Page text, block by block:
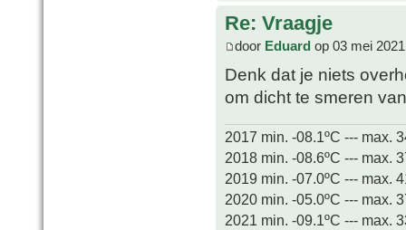
Re: Vraagje
door Eduard op 03 mei
Denk dat je niets
om dicht te smeren
2017 min. -08.1ºC --- max.
2018 min. -08.6ºC --- max.
2019 min. -07.0ºC --- max.
2020 min. -05.0ºC --- max.
2021 min. -09.1ºC --- max.